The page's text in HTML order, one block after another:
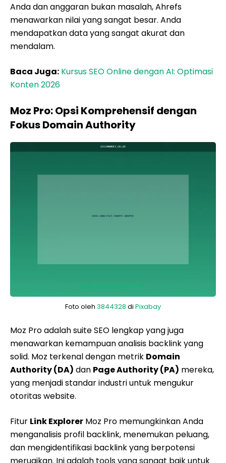
Anda dan anggaran bukan masalah, Ahrefs
menawarkan nilai yang sangat besar. Anda
mendapatkan data yang sangat akurat dan
mendalam.
Baca Juga: Kursus SEO Online dengan AI: Optimasi
Konten 2026
Moz Pro: Opsi Komprehensif dengan
Fokus Domain Authority
Foto oleh 3844328 di Pixabay
Moz Pro adalah suite SEO lengkap yang juga
menawarkan kemampuan analisis backlink yang
solid. Moz terkenal dengan metrik Domain
Authority (DA) dan Page Authority (PA) mereka,
yang menjadi standar industri untuk mengukur
otoritas website.
Fitur Link Explorer Moz Pro memungkinkan Anda
menganalisis profil backlink, menemukan peluang,
dan mengidentifikasi backlink yang berpotensi